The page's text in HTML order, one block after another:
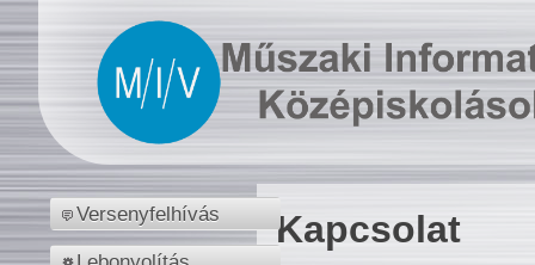
Versenyfelhívás Kapcsolat